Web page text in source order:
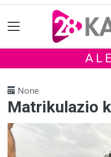
None
Matrikulazio